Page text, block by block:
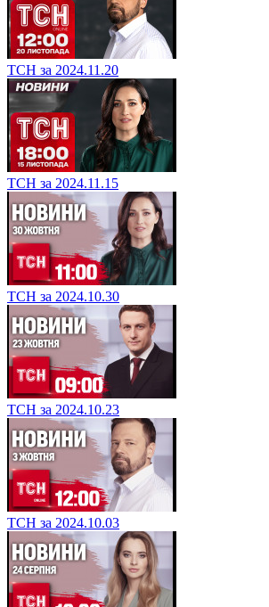
ТСН за 2024.11.20
ТСН за 2024.11.15
ТСН за 2024.10.30
ТСН за 2024.10.23
ТСН за 2024.10.03